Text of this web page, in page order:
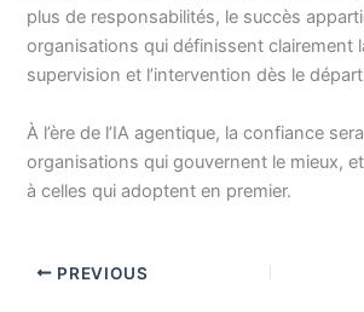
plus de responsabilités, le succès
organisations qui définissent clairement
supervision et l’intervention dès le
À l’ère de l’IA agentique, la confiance
organisations qui gouvernent le mieux,
à celles qui adoptent en premier.
PREVIOUS